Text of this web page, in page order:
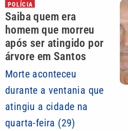
POLÍCIA
Saiba quem era
homem que morreu
após ser atingido por
árvore em Santos
Morte aconteceu
durante a ventania que
atingiu a cidade na
quarta-feira (29)